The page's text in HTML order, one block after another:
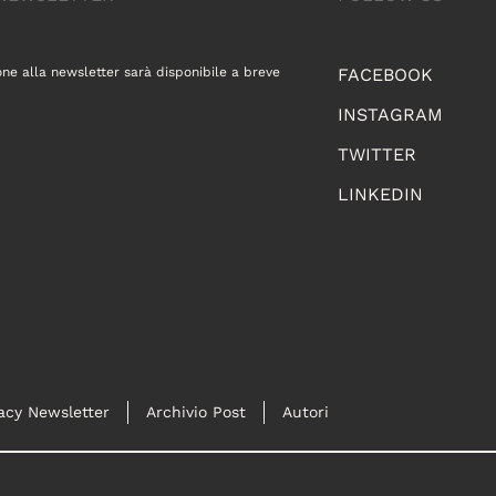
FACEBOOK
INSTAGRAM
TWITTER
LINKEDIN
alla newsletter sarà disponibile a breve
Newsletter Archivio Post Autori